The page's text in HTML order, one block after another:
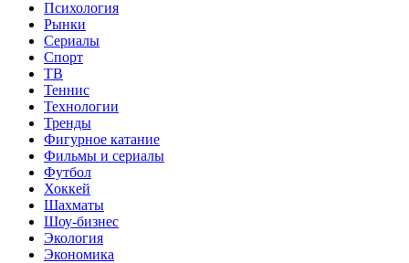
Психология
Рынки
Сериалы
Спорт
ТВ
Теннис
Технологии
Тренды
Фигурное катание
Фильмы и сериалы
Футбол
Хоккей
Шахматы
Шоу-бизнес
Экология
Экономика